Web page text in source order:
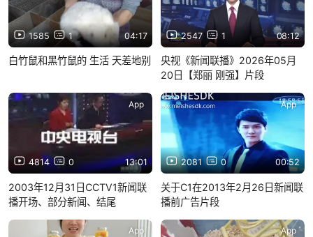
1585 1 04:17
白竹鼠和黑竹鼠的 生活 天差地别
2547 1 08:12
央视《新闻联播》2026年05月
20日【郑丽 刚强】片段
4814 0 13:01
App
2003年12月31日CCTV1新闻联
播开场、部分新闻、结尾
2081 0 00:52
App
关于C1在2013年2月26日新闻联
播前广告片段
App App